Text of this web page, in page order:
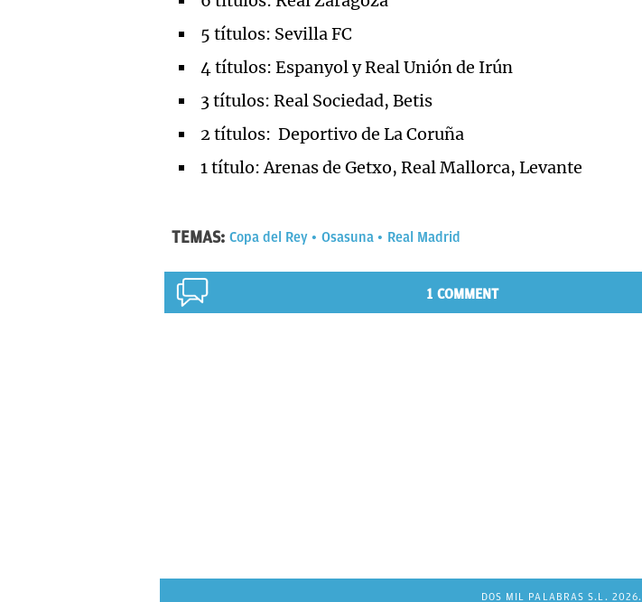
5 títulos: Sevilla FC
4 títulos: Espanyol y Real Unión de Irún
3 títulos: Real Sociedad, Betis
2 títulos: Deportivo de La Coruña
1 título: Arenas de Getxo, Real Mallorca, Levante
TEMAS: Copa del Rey Osasuna Real Madrid
1 COMMENT
DOS MIL PALABRAS S.L. 2026.